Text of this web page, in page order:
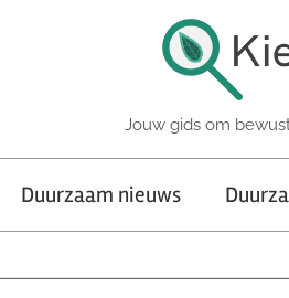
Jouw gids om
Duurzaam nieuws